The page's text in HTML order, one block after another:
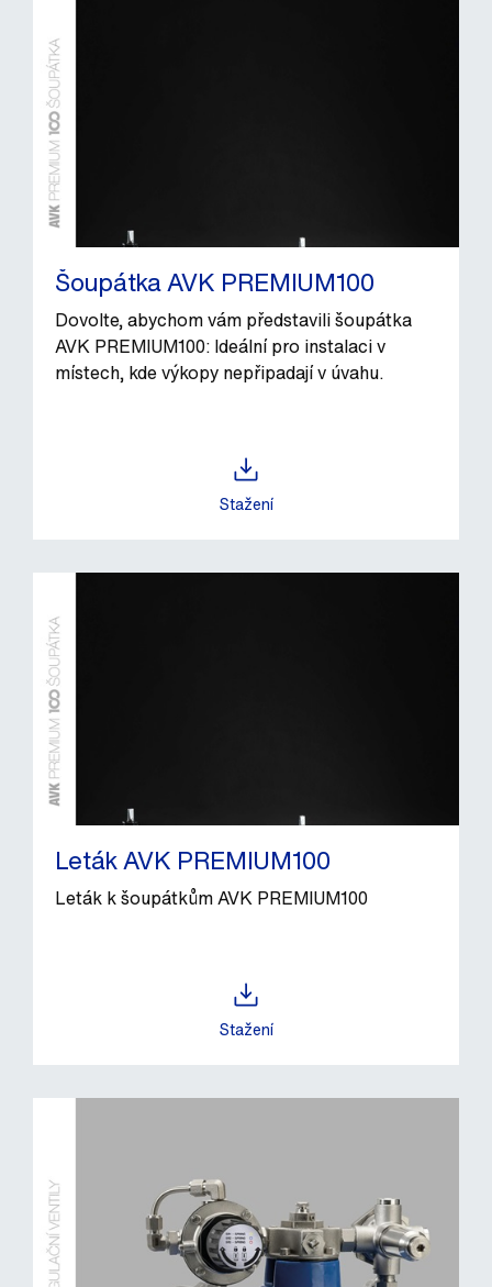
Šoupátka AVK PREMIUM100
Dovolte, abychom vám představili šoupátka
AVK PREMIUM100: Ideální pro instalaci v
místech, kde výkopy nepřipadají v úvahu.
Stažení
Leták AVK PREMIUM100
Leták k šoupátkům AVK PREMIUM100
Stažení